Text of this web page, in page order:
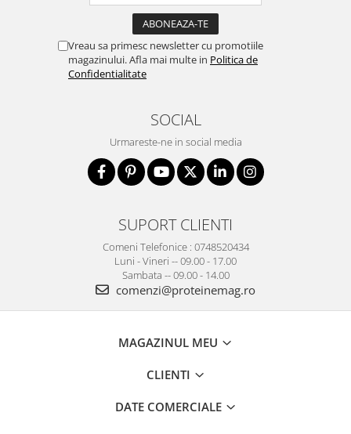
Vreau sa primesc newsletter cu promotiile
magazinului. Afla mai multe in Politica de
Confidentialitate
SOCIAL
Urmareste-ne in social media
SUPORT CLIENTI
Comeni Telefonice : 0748520434
Luni - Vineri -- 09.00 - 17.00
Sambata -- 09.00 - 14.00
comenzi@proteinemag.ro
MAGAZINUL MEU
CLIENTI
DATE COMERCIALE